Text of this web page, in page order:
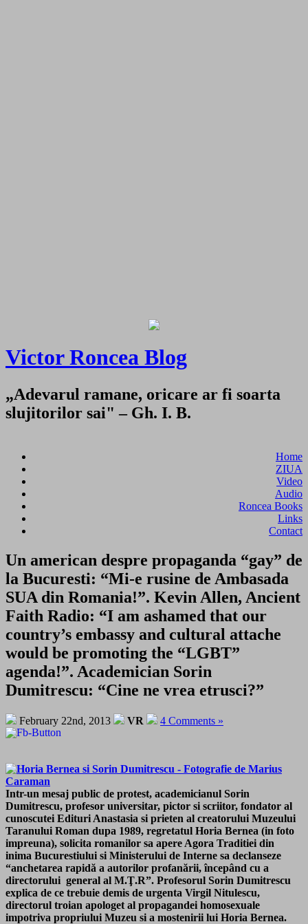
Victor Roncea Blog
„Adevarul ramane, oricare ar fi soarta
slujitorilor sai" – Gh. I. B.
Home
ZIUA
Video
Audio
Roncea Books
Links
Contact
Un american despre propaganda “gay” de
la Bucuresti: “Mi-e rusine de Ambasada
SUA din Romania!”. Kevin Allen, Ancient
Faith Radio: “I am ashamed that our
country’s embassy and cultural attache
would be promoting the “LGBT”
agenda!”. Academician Sorin
Dumitrescu: “Cine ne vrea etrusci?”
February 22nd, 2013 VR 4 Comments »
Intr-un mesaj public de protest, academicianul Sorin
Dumitrescu, profesor universitar, pictor si scriitor, fondator al
cunoscutei Edituri Anastasia si prieten al creatorului Muzeului
Taranului Roman dupa 1989, regretatul Horia Bernea (in foto
impreuna), solicita romanilor sa apere Agora Traditiei din
inima Bucurestiului si Ministerului de Interne sa declanseze
“anchetarea rapidă a autorilor profanării, începând cu a
directorului general al M.Ţ.R”. Profesorul Sorin Dumitrescu
explica de ce trebuie demis de urgenta Virgil Nitulescu,
directorul troian apologet al propagandei homosexuale
impotriva propriului Muzeu si a mostenirii lui Horia Bernea.